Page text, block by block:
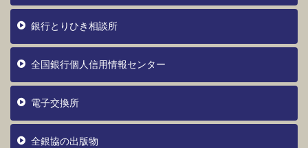
銀行とりひき相談所
全国銀行個人信用情報センター
電子交換所
全銀協の出版物